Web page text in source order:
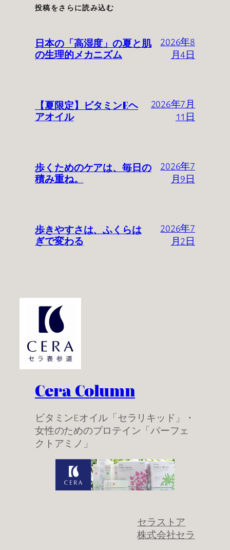
投稿をさらに読み込む
日本の「高湿度」の夏と肌
の生理的メカニズム
2026年8
月4日
【夏限定】ビタミンEヘ
アオイル
2026年7月
11日
歩くためのケアは、毎日の
積み重ね。
2026年7
月9日
歩きやすさは、ふくらは
ぎで変わる
2026年7
月2日
Cera Column
ビタミンEオイル「セラリキッド」・
女性のためのプロテイン「パーフェ
クトアミノ」
セラストア
株式会社セラ